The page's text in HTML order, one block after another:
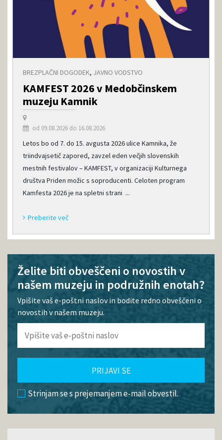
BREZPLAČNI DOGODEK, JAVNO VODSTVO
KAMFEST 2026 v Medobčinskem
muzeju Kamnik
od 09.08.2026 do 16.08.2026
Letos bo od 7. do 15. avgusta 2026 ulice Kamnika, že
triindvajsetič zapored, zavzel eden večjih slovenskih
mestnih festivalov – KAMFEST, v organizaciji Kulturnega
društva Priden možic s soproducenti. Celoten program
Kamfesta 2026 je na spletni strani ...
Preberite več
Želite biti obveščeni o novostih v
našem muzeju in podružnih enotah?
Vpišite vaš e-poštni naslov in bodite redno obveščeni o
novostih v našem muzeju.
PRIJAVI SE
Strinjam se s prejemanjem e-mail obvestil.